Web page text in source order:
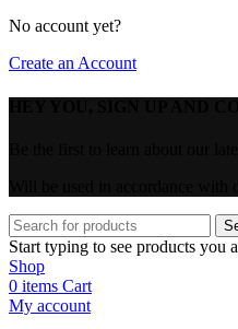
No account yet?
Create an Account
Start typing to see products you
Shop
0 items Cart
My account